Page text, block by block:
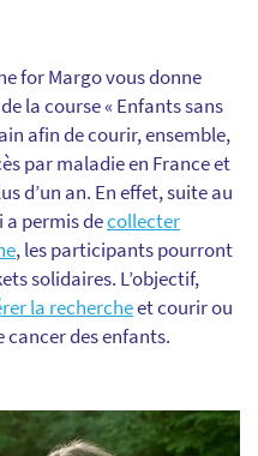
for Margo vous donne
la course « Enfants sans
afin de courir, ensemble,
par maladie en France et
d’un an. En effet, suite au
a permis decollecter
, les participants pourront
solidaires. L’objectif,
la rechercheet courir ou
cancer des enfants.